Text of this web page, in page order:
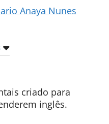
Anaya Nunes
criado para
inglês.